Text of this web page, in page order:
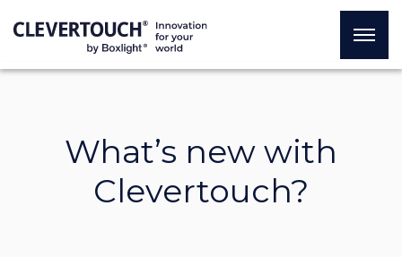
What’s new with
Clevertouch?